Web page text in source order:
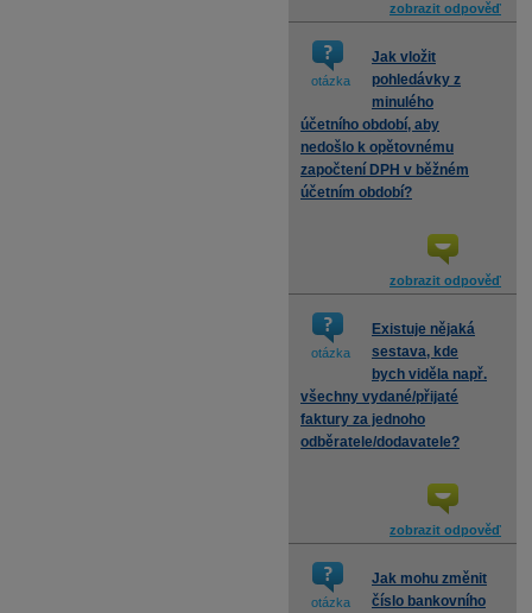
zobrazit odpověď
otázka
Jak vložit
pohledávky z
minulého
účetního období, aby
nedošlo k opětovnému
započtení DPH v běžném
účetním období?
zobrazit odpověď
otázka
Existuje nějaká
sestava, kde
bych viděla např.
všechny vydané/přijaté
faktury za jednoho
odběratele/dodavatele?
zobrazit odpověď
otázka
Jak mohu změnit
číslo bankovního